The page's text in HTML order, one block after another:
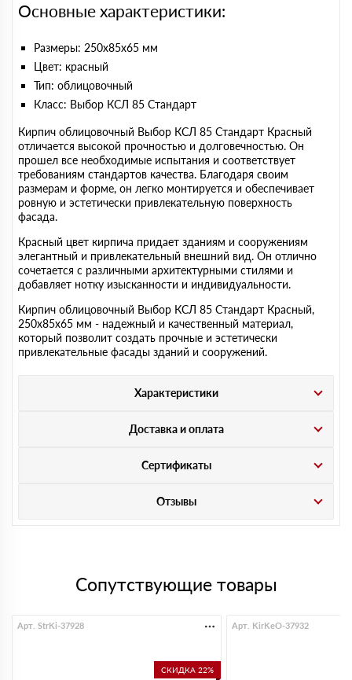
Основные характеристики:
Размеры: 250х85х65 мм
Цвет: красный
Тип: облицовочный
Класс: Выбор КСЛ 85 Стандарт
Кирпич облицовочный Выбор КСЛ 85 Стандарт Красный
отличается высокой прочностью и долговечностью. Он
прошел все необходимые испытания и соответствует
требованиям стандартов качества. Благодаря своим
размерам и форме, он легко монтируется и обеспечивает
ровную и эстетически привлекательную поверхность
фасада.
Красный цвет кирпича придает зданиям и сооружениям
элегантный и привлекательный внешний вид. Он отлично
сочетается с различными архитектурными стилями и
добавляет нотку изысканности и индивидуальности.
Кирпич облицовочный Выбор КСЛ 85 Стандарт Красный,
250х85х65 мм - надежный и качественный материал,
который позволит создать прочные и эстетически
привлекательные фасады зданий и сооружений.
Характеристики
Доставка и оплата
Сертификаты
Отзывы
Сопутствующие товары
СКИДКА 22%
Арт. StrKi-37928 Арт. KirKeO-37932